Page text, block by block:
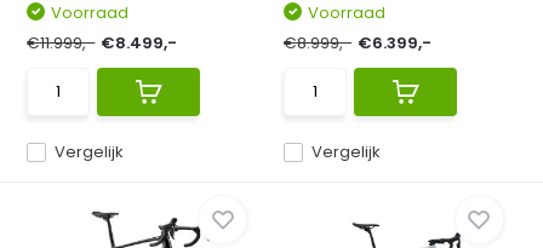
Vergelijk
Voorraad
€11.999,- €8.499,-
Vergelijk
Voorraad
€8.999,- €6.399,-